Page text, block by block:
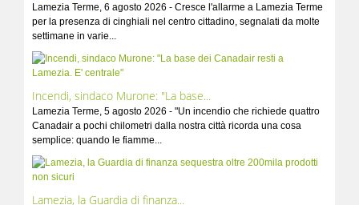
Lamezia Terme, 6 agosto 2026 - Cresce l'allarme a Lamezia Terme
per la presenza di cinghiali nel centro cittadino, segnalati da molte
settimane in varie...
Incendi, sindaco Murone: "La base...
Lamezia Terme, 5 agosto 2026 - "Un incendio che richiede quattro
Canadair a pochi chilometri dalla nostra città ricorda una cosa
semplice: quando le fiamme...
Lamezia, la Guardia di finanza...